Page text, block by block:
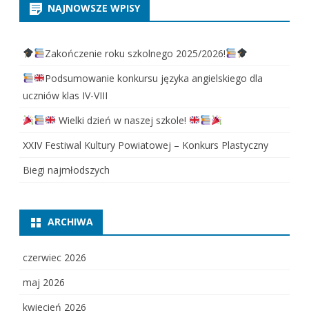
NAJNOWSZE WPISY
Zakończenie roku szkolnego 2025/2026!
Podsumowanie konkursu języka angielskiego dla
uczniów klas IV-VIII
Wielki dzień w naszej szkole!
XXIV Festiwal Kultury Powiatowej – Konkurs Plastyczny
Biegi najmłodszych
ARCHIWA
czerwiec 2026
maj 2026
kwiecień 2026